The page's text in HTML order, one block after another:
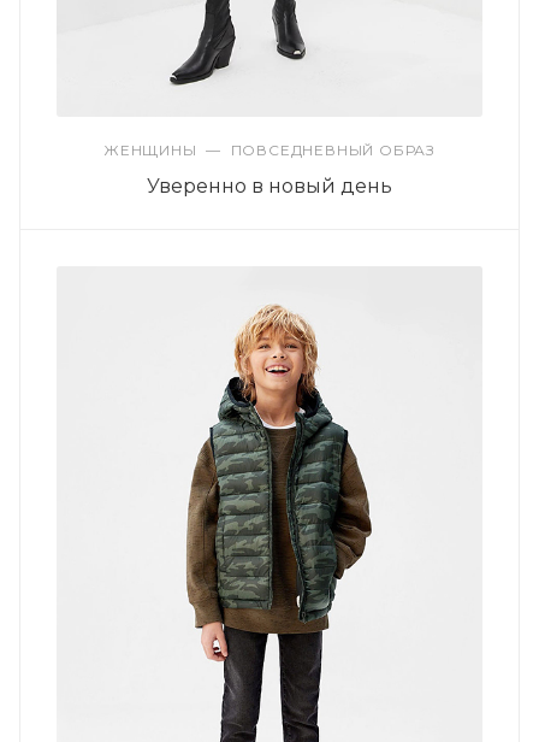
ЖЕНЩИНЫ— ПОВСЕДНЕВНЫЙ ОБРАЗ
Уверенно в новый день